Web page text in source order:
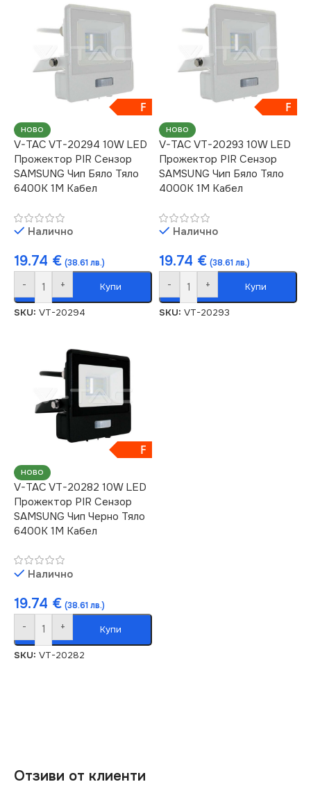
F
НОВО
V-TAC VT-20294 10W LED
Прожектор PIR Сензор
SAMSUNG Чип Бяло Тяло
6400K 1М Кабел
Налично
19.74 € (38.61 лв.)
- + Купи
SKU: VT-20294
F
НОВО
V-TAC VT-20293 10W LED
Прожектор PIR Сензор
SAMSUNG Чип Бяло Тяло
4000K 1М Кабел
Налично
19.74 € (38.61 лв.)
- + Купи
SKU: VT-20293
F
НОВО
V-TAC VT-20282 10W LED
Прожектор PIR Сензор
SAMSUNG Чип Черно Тяло
6400K 1М Кабел
Налично
19.74 € (38.61 лв.)
- + Купи
SKU: VT-20282
Отзиви от клиенти